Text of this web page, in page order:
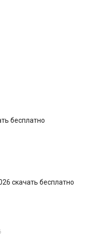
бесплатно
скачать бесплатно